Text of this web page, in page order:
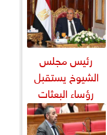
رئيس مجلس
الشيوخ يستقبل
رؤساء البعثات
الدبلوماسية
المصرية بالخارج